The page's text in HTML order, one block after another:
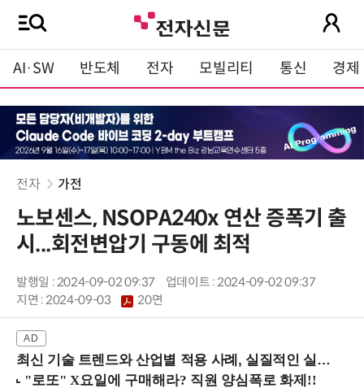
AI·SW 반도체 전자 모빌리티 통신 경제
전자 가전
노보센스, NSOPA240x 연산 증폭기 출
시...회전변압기 구동에 최적
발행일 : 2024-09-02 09:37
업데이트 : 2024-09-02 09:37
지면 :2024-09-03 20면
최신 기술 트렌드와 산업별 적용 사례, 실질적인 실행 전략을 공유 (9/18 양재역)